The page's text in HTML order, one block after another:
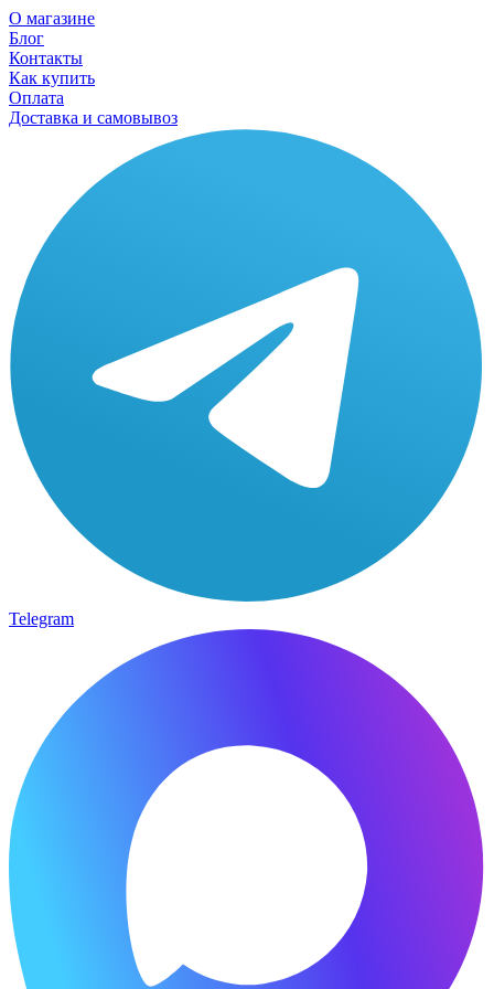
О магазине
Блог
Контакты
Как купить
Оплата
Доставка и самовывоз
Telegram